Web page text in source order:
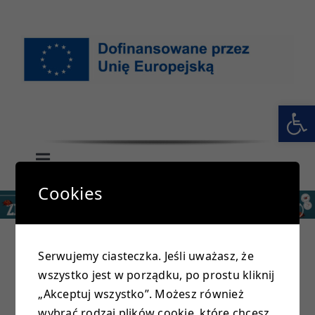
zawartości
Toggle
Navigation
GŁÓWNA
PRZEDSZKOLE
Wyniki II edycji Międzynarodowego Konkursu
plastycznego ” Na Szczycie” im. Mietka Krzaka
Cookies
Serwujemy ciasteczka. Jeśli uważasz, że
wszystko jest w porządku, po prostu kliknij
„Akceptuj wszystko”. Możesz również